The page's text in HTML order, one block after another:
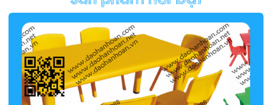
Hàng rào/nhà banh 9H5412